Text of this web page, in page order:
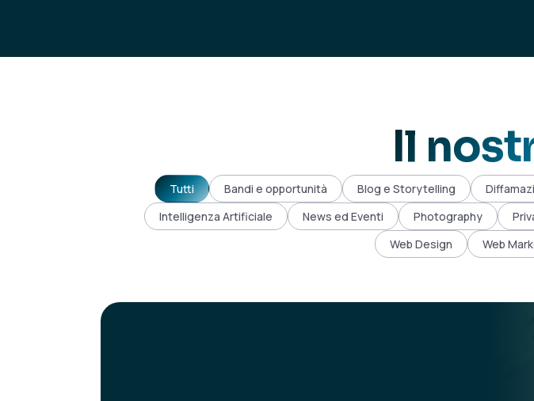
Il
Tutti Bandi e opportunità Blog e Storytelling
Intelligenza Artificiale
News ed Eventi Photography
Web Design
Web